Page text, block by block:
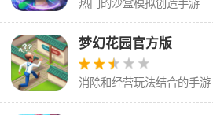
热门的沙盒模拟创造手游
梦幻花园官方版
消除和经营玩法结合的手游